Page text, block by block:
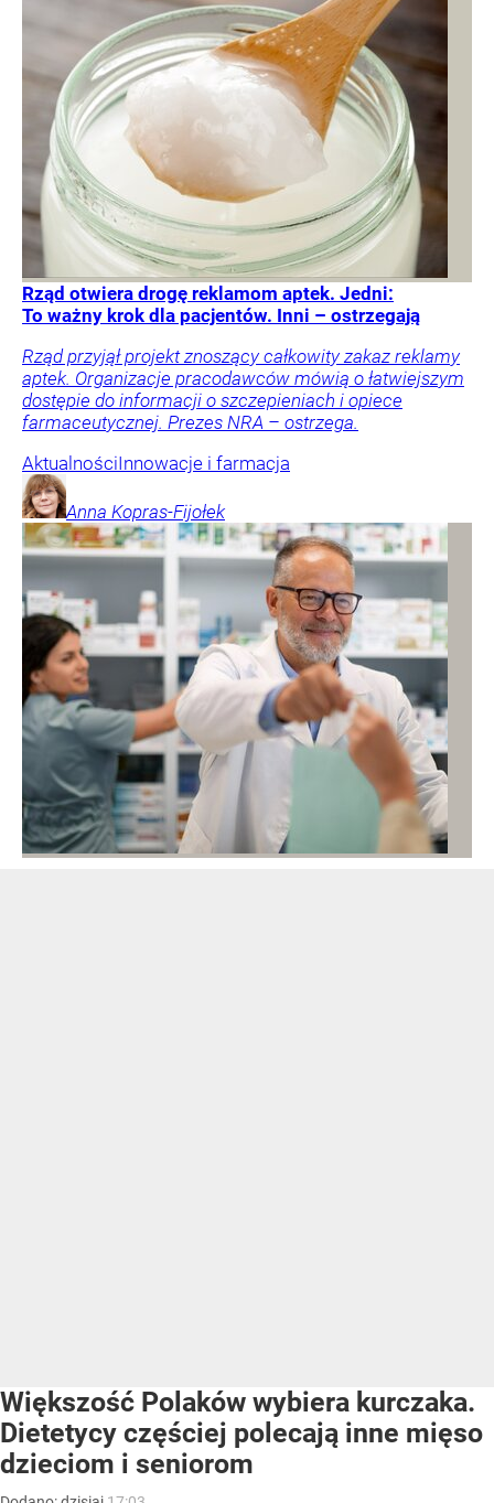
Rząd otwiera drogę reklamom aptek. Jedni:
To ważny krok dla pacjentów. Inni – ostrzegają
Rząd przyjął projekt znoszący całkowity zakaz reklamy
aptek. Organizacje pracodawców mówią o łatwiejszym
dostępie do informacji o szczepieniach i opiece
farmaceutycznej. Prezes NRA – ostrzega.
AktualnościInnowacje i farmacja
Anna Kopras-Fijołek
Większość Polaków wybiera kurczaka.
Dietetycy częściej polecają inne mięso
dzieciom i seniorom